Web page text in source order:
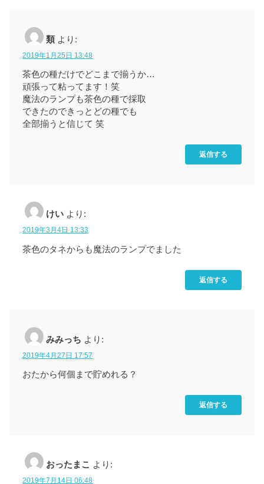
類 より:
2019年1月25日 13:48
茶色の種だけでどこまで揃うか…
頑張って粘ってます！笑
魔法のランプも茶色の種で採取
できたのできっとどの種でも
全部揃うと信じて 笑
返信する
けい より:
2019年3月4日 13:33
茶色のタネからも魔法のランプでました
返信する
みみっち より:
2019年4月27日 17:57
おたから何個まで貯めれる？
返信する
おったまこ より:
2019年7月14日 06:48